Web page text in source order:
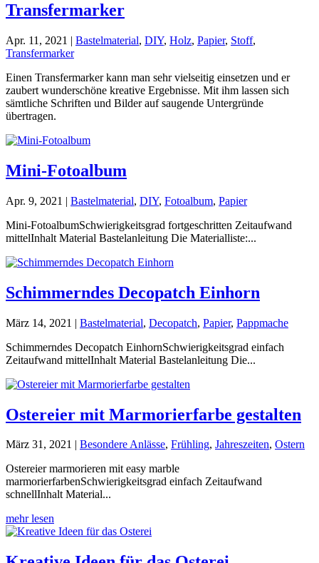
Transfermarker
Apr. 11, 2021 | Bastelmaterial, DIY, Holz, Papier, Stoff,
Transfermarker
Einen Transfermarker kann man sehr vielseitig einsetzen und er
zaubert wunderschöne kreative Ergebnisse. Mit ihm lassen sich
sämtliche Schriften und Bilder auf saugende Untergründe
übertragen.
Mini-Fotoalbum
Apr. 9, 2021 | Bastelmaterial, DIY, Fotoalbum, Papier
Mini-FotoalbumSchwierigkeitsgrad fortgeschritten Zeitaufwand
mittelInhalt Material Bastelanleitung Die Materialliste:...
Schimmerndes Decopatch Einhorn
März 14, 2021 | Bastelmaterial, Decopatch, Papier, Pappmache
Schimmerndes Decopatch EinhornSchwierigkeitsgrad einfach
Zeitaufwand mittelInhalt Material Bastelanleitung Die...
Ostereier mit Marmorierfarbe gestalten
März 31, 2021 Besondere Anlässe, Frühling, Jahreszeiten, Ostern
Ostereier marmorieren mit easy marble
marmorierfarbenSchwierigkeitsgrad einfach Zeitaufwand
schnellInhalt Material...
mehr lesen